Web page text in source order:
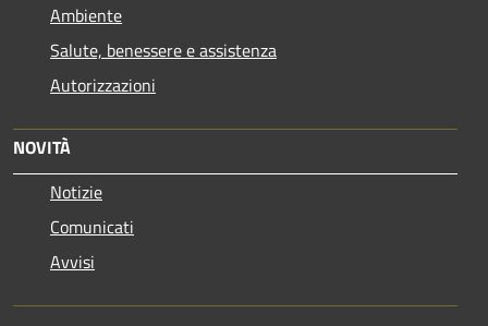
Ambiente
Salute, benessere e assistenza
Autorizzazioni
NOVITÀ
Notizie
Comunicati
Avvisi